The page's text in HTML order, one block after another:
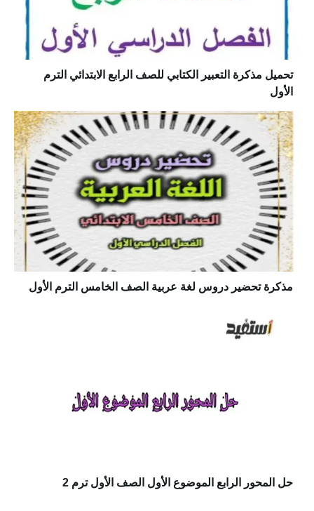
تحميل مذكرة التعبير الكتابي للصف الرابع الابتدائي الترم
الأول
مذكرة تحضير دروس لغة عربية الصف الخامس الترم الأول
حل المحور الرابع الموضوع الأول الصف الأول ترم 2